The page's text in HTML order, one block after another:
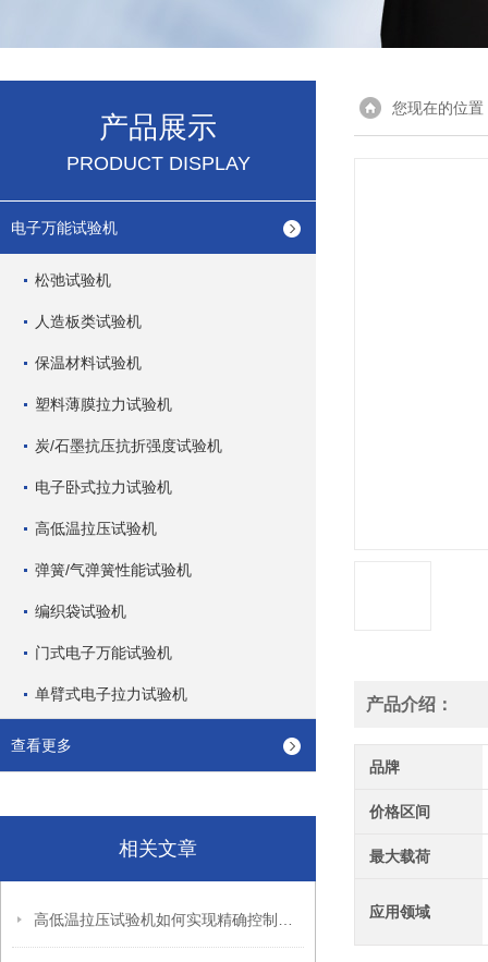
产品展示
PRODUCT DISPLAY
电子万能试验机
松弛试验机
人造板类试验机
保温材料试验机
塑料薄膜拉力试验机
炭/石墨抗压抗折强度试验机
电子卧式拉力试验机
高低温拉压试验机
弹簧/气弹簧性能试验机
编织袋试验机
门式电子万能试验机
单臂式电子拉力试验机
查看更多
相关文章
您现在的位置
产品介绍：
品牌
价格区间
最大载荷
应用领域